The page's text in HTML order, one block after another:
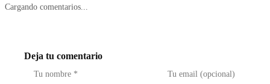
Cargando comentarios...
Deja tu comentario